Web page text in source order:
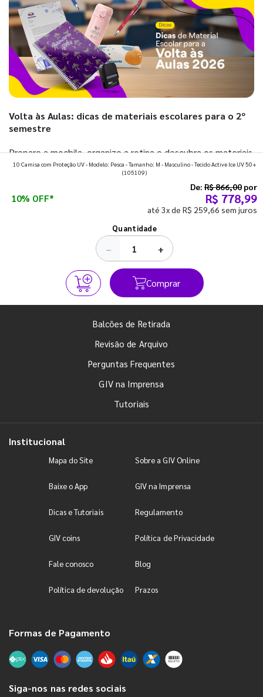
Volta às Aulas: dicas de materiais escolares para o 2º
semestre
Prepare a mochila, organize a rotina e descubra os materiais
que fazem toda diferença para começar o segundo
10 Camisa com Proteção UV - Modelo: Pesca - Tamanho: M - Masculino - Tecido Active Ice UV 50+
(105109)
10% OFF*
De: R$ 866,00 por
R$ 778,99
até 3x de R$ 259,66 sem juros
Quantidade
− +
Comprar
Balcões de Retirada
Revisão de Arquivo
Perguntas Frequentes
GIV na Imprensa
Tutoriais
Institucional
Mapa do Site Sobre a GIV Online
Baixe o App GIV na Imprensa
Dicas e Tutoriais Regulamento
GIV coins Política de Privacidade
Fale conosco Blog
Política de devolução Prazos
Formas de Pagamento
Siga-nos nas redes sociais